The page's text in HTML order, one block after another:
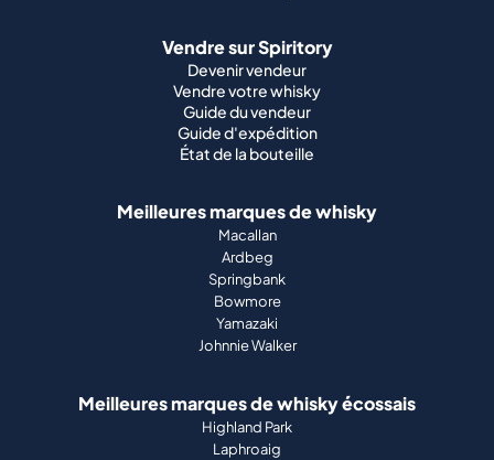
Vendre sur Spiritory
Devenir vendeur
Vendre votre whisky
Guide du vendeur
Guide d'expédition
État de la bouteille
Meilleures marques de whisky
Macallan
Ardbeg
Springbank
Bowmore
Yamazaki
Johnnie Walker
Meilleures marques de whisky écossais
Highland Park
Laphroaig